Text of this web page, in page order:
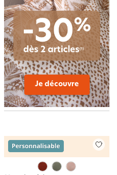
Je découvre